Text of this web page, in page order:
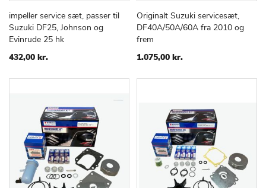
Læg i kurv
TILFØJ
TIL
SAMMENLIGN
impeller service sæt, passer til
Suzuki DF25, Johnson og
Evinrude 25 hk
432,00 kr.
Læg i kurv
TILFØJ
TIL
Originalt Suzuki servicesæt,
DF40A/50A/60A fra 2010 og
frem
1.075,00 kr.